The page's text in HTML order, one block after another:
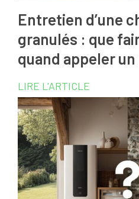
Entretien d’une
granulés : que
quand appeler un
LIRE L'ARTICLE